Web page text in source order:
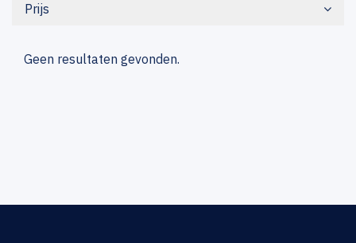
Prijs
Geen resultaten gevonden.